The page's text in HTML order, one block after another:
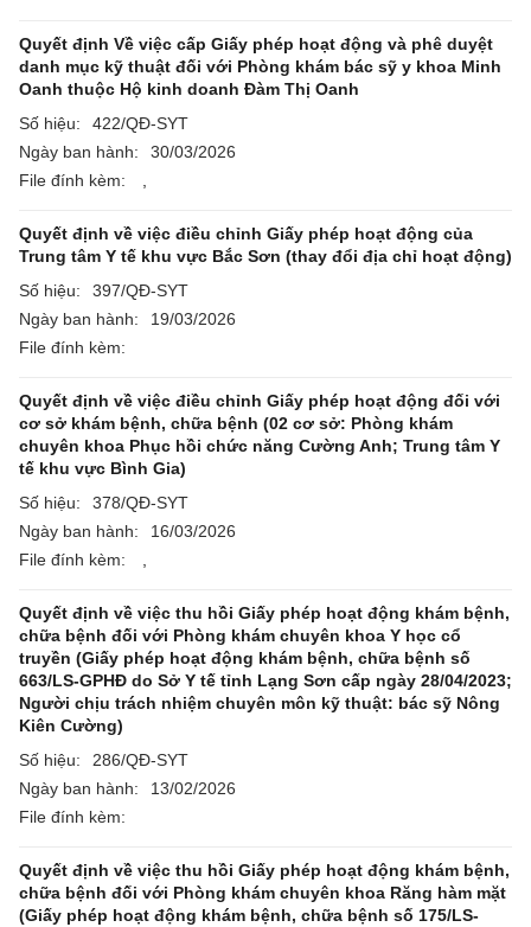
Quyết định Về việc cấp Giấy phép hoạt động và phê duyệt
danh mục kỹ thuật đối với Phòng khám bác sỹ y khoa Minh
Oanh thuộc Hộ kinh doanh Đàm Thị Oanh
Số hiệu:
422/QĐ-SYT
Ngày ban hành:
30/03/2026
File đính kèm:
Quyết định về việc điều chỉnh Giấy phép hoạt động của
Trung tâm Y tế khu vực Bắc Sơn (thay đổi địa chỉ hoạt động)
Số hiệu:
397/QĐ-SYT
Ngày ban hành:
19/03/2026
File đính kèm:
Quyết định về việc điều chỉnh Giấy phép hoạt động đối với
cơ sở khám bệnh, chữa bệnh (02 cơ sở: Phòng khám
chuyên khoa Phục hồi chức năng Cường Anh; Trung tâm Y
tế khu vực Bình Gia)
Số hiệu:
378/QĐ-SYT
Ngày ban hành:
16/03/2026
File đính kèm:
Quyết định về việc thu hồi Giấy phép hoạt động khám bệnh,
chữa bệnh đối với Phòng khám chuyên khoa Y học cổ
truyền (Giấy phép hoạt động khám bệnh, chữa bệnh số
663/LS-GPHĐ do Sở Y tế tỉnh Lạng Sơn cấp ngày 28/04/2023;
Người chịu trách nhiệm chuyên môn kỹ thuật: bác sỹ Nông
Kiên Cường)
Số hiệu:
286/QĐ-SYT
Ngày ban hành:
13/02/2026
File đính kèm:
Quyết định về việc thu hồi Giấy phép hoạt động khám bệnh,
chữa bệnh đối với Phòng khám chuyên khoa Răng hàm mặt
(Giấy phép hoạt động khám bệnh, chữa bệnh số 175/LS-